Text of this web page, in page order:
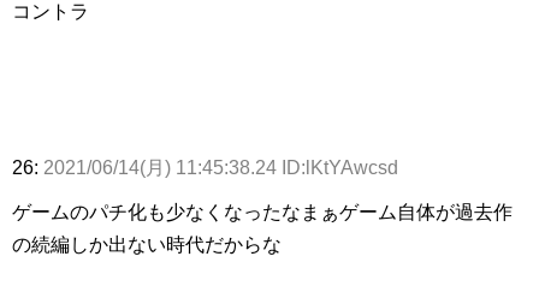
コントラ
26: 2021/06/14(月) 11:45:38.24 ID:lKtYAwcsd
ゲームのパチ化も少なくなったなまぁゲーム自体が過去作
の続編しか出ない時代だからな